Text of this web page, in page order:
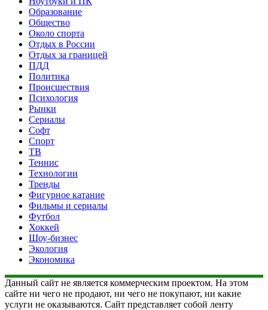
Образование
Общество
Около спорта
Отдых в России
Отдых за границей
ПДД
Политика
Происшествия
Психология
Рынки
Сериалы
Софт
Спорт
ТВ
Теннис
Технологии
Тренды
Фигурное катание
Фильмы и сериалы
Футбол
Хоккей
Шоу-бизнес
Экология
Экономика
Данный сайт не является коммерческим проектом. На этом
сайте ни чего не продают, ни чего не покупают, ни какие
услуги не оказываются. Сайт представляет собой ленту